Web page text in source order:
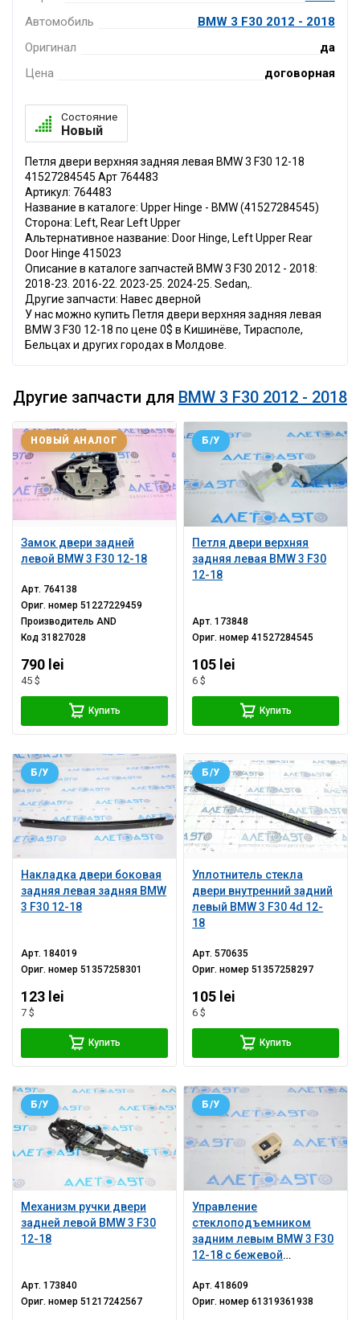
Автомобиль
BMW 3 F30 2012 - 2018
Оригинал
да
Цена
договорная
Состояние
Новый
Петля двери верхняя задняя левая BMW 3 F30 12-18
41527284545 Арт 764483
Артикул: 764483
Название в каталоге: Upper Hinge - BMW (41527284545)
Сторона: Left, Rear Left Upper
Альтернативное название: Door Hinge, Left Upper Rear
Door Hinge 415023
Описание в каталоге запчастей BMW 3 F30 2012 - 2018:
2018-23. 2016-22. 2023-25. 2024-25. Sedan,.
Другие запчасти: Навес дверной
У нас можно купить Петля двери верхняя задняя левая
BMW 3 F30 12-18 по цене 0$ в Кишинёве, Тирасполе,
Бельцах и других городах в Молдове.
Другие запчасти для BMW 3 F30 2012 - 2018
Замок двери задней
левой BMW 3 F30 12-18
НОВЫЙ АНАЛОГ
Арт. 764138
Ориг. номер51227229459
ПроизводительAND
Код31827028
790 lei
45 $
Купить
Петля двери верхняя
задняя левая BMW 3 F30
12-18
Б/У
Арт.173848
Ориг. номер41527284545
105 lei
6 $
Купить
Накладка двери боковая
задняя левая задняя BMW
3 F30 12-18
Б/У
Арт.184019
Ориг. номер51357258301
123 lei
7 $
Купить
Уплотнитель стекла
двери внутренний задний
левый BMW 3 F30 4d 12-
18
Б/У
Арт.570635
Ориг. номер51357258297
105 lei
6 $
Купить
Механизм ручки двери
задней левой BMW 3 F30
12-18
Б/У
Арт.173840
Ориг. номер51217242567
Управление
стеклоподъемником
задним левым BMW 3 F30
12-18 с бежевой
Б/У
Арт.418609
Ориг. номер61319361938